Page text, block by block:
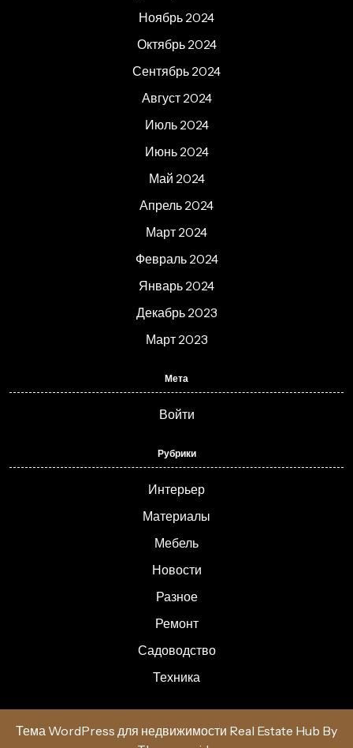
Ноябрь 2024
Октябрь 2024
Сентябрь 2024
Август 2024
Июль 2024
Июнь 2024
Май 2024
Апрель 2024
Март 2024
Февраль 2024
Январь 2024
Декабрь 2023
Март 2023
Мета
Войти
Рубрики
Интерьер
Материалы
Мебель
Новости
Разное
Ремонт
Садоводство
Техника
Тема WordPress для недвижимости Real Estate Hub By